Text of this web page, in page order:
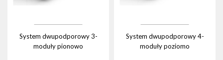
System dwupodporowy 3-
moduły pionowo
System dwupodporowy 4-
moduły poziomo